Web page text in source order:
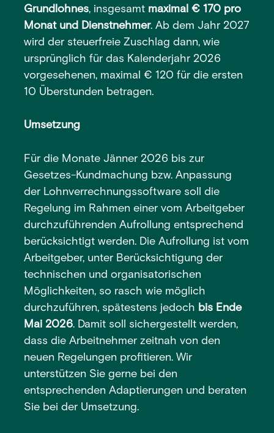
Grundlohnes, insgesamt maximal € 170 pro
Monat und Dienstnehmer. Ab dem Jahr 2027
wird der steuerfreie Zuschlag dann, wie
ursprünglich für das Kalenderjahr 2026
vorgesehenen, maximal € 120 für die ersten
10 Überstunden betragen.
Umsetzung
Für die Monate Jänner 2026 bis zur
Gesetzes-Kundmachung bzw. Anpassung
der Lohnverrechnungssoftware soll die
Regelung im Rahmen einer vom Arbeitgeber
durchzuführenden Aufrollung entsprechend
berücksichtigt werden. Die Aufrollung ist vom
Arbeitgeber, unter Berücksichtigung der
technischen und organisatorischen
Möglichkeiten, so rasch wie möglich
durchzuführen, spätestens jedoch bis Ende
Mai 2026. Damit soll sichergestellt werden,
dass die Arbeitnehmer zeitnah von den
neuen Regelungen profitieren. Wir
unterstützen Sie gerne bei den
entsprechenden Adaptierungen und beraten
Sie bei der Umsetzung.